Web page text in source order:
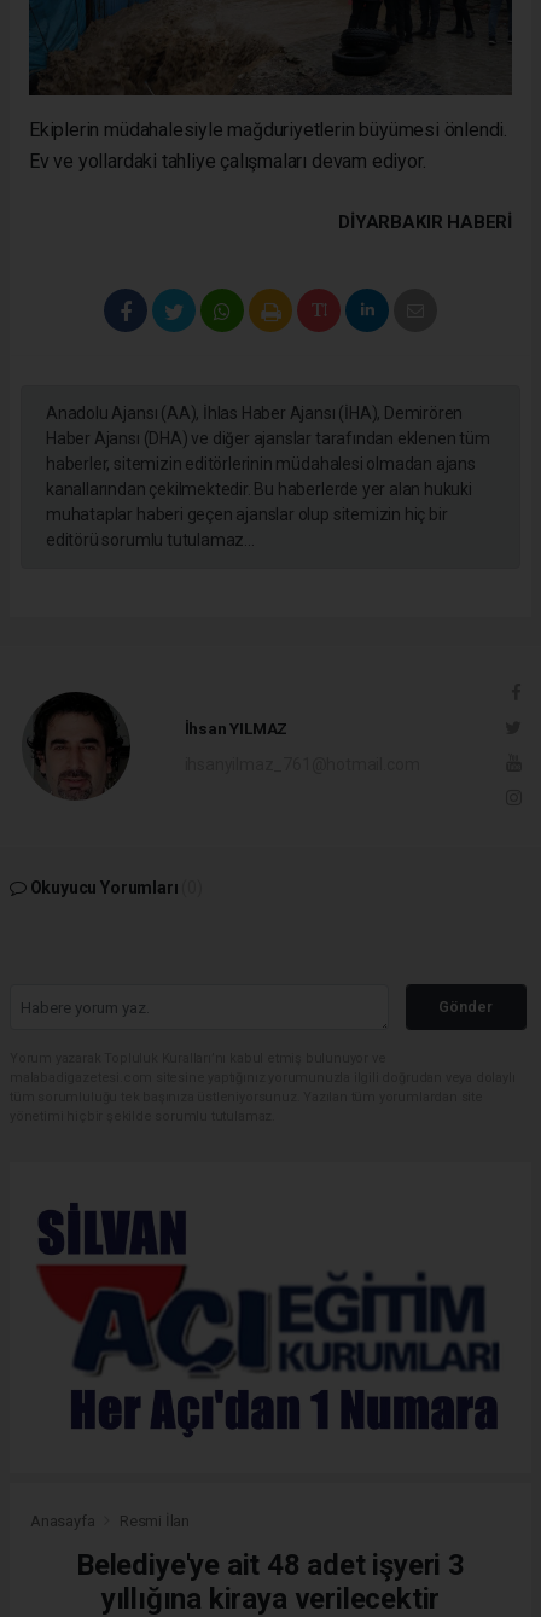
Ekiplerin müdahalesiyle mağduriyetlerin büyümesi önlendi.
Ev ve yollardaki tahliye çalışmaları devam ediyor.
DIYARBAKIR HABERİ
Anadolu Ajansı (AA), İhlas Haber Ajansı (İHA), Demirören
Haber Ajansı (DHA) ve diğer ajanslar tarafından eklenen tüm
haberler, sitemizin editörlerinin müdahalesi olmadan ajans
kanallarından çekilmektedir. Bu haberlerde yer alan hukuki
muhataplar haberi geçen ajanslar olup sitemizin hiç bir
editörü sorumlu tutulamaz...
İhsan YILMAZ
Okuyucu Yorumları
Gönder
Anasayfa Resmi İlan
Belediye'ye ait 48 adet işyeri 3
yıllığına kiraya verilecektir